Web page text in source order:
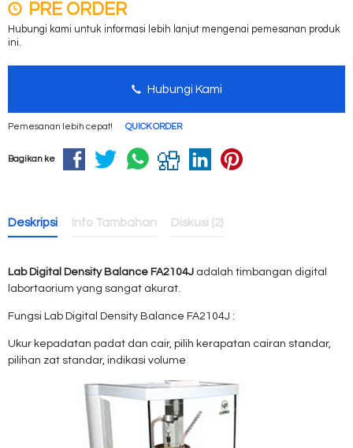
PRE ORDER
Hubungi kami untuk informasi lebih lanjut mengenai pemesanan produk
ini.
Hubungi Kami
Pemesanan lebih cepat! QUICK ORDER
Bagikan ke
Deskripsi Info Tambahan Diskusi (2)
Lab Digital Density Balance FA2104J adalah timbangan digital
labortaorium yang sangat akurat.
Fungsi Lab Digital Density Balance FA2104J :
Ukur kepadatan padat dan cair, pilih kerapatan cairan standar,
pilihan zat standar, indikasi volume